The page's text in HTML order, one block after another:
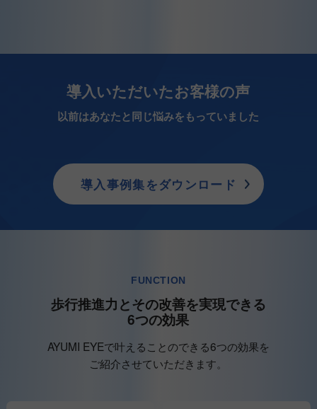
導入いただいたお客様の声
以前はあなたと同じ悩みをもっていました
導入事例集をダウンロード
FUNCTION
歩行推進力とその改善を実現できる
6つの効果
AYUMI EYEで叶えることのできる6つの効果を
ご紹介させていただきます。